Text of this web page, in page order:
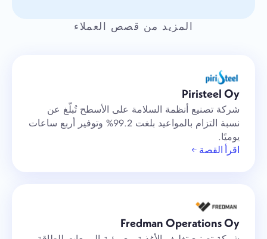
المزيد من قصص العملاء
Piristeel Oy
شركة تصنيع أنظمة السلامة على الأسطح تُبلّغ عن
نسبة التزام بالمواعيد بلغت 99.2% وتوفير أربع ساعات
يوميًا.
اقرأ القصة ←
Fredman Operations Oy